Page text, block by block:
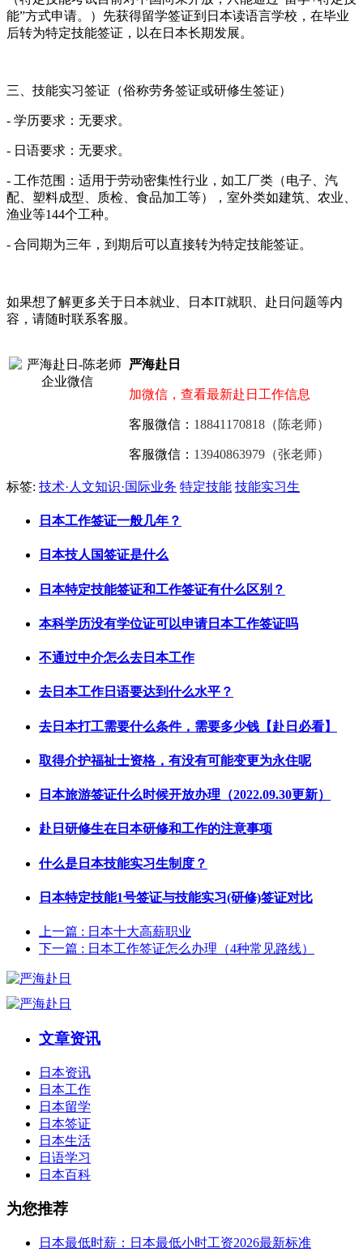
能”方式申请。
） 先获得留学签证到日本读语言学校，在毕业
后转为特定技能签证，以在日本长期发展。
三、技能实习签证（俗称劳务签证或研修生签证）
- 学历要求：无要求。
- 日语要求：无要求。
- 工作范围：适用于劳动密集性行业，如工厂类（电子、汽
配、塑料成型、质检、食品加工等），室外类如建筑、农业、
渔业等144个工种。
- 合同期为三年，到期后可以直接转为特定技能签证。
如果想了解更多关于日本就业、日本IT就职、赴日问题等内
容，请随时联系客服。
严海赴日
加微信，查看最新赴日工作信息
客服微信： 18841170818（陈老师）
客服微信： 13940863979（张老师）
标签: 技术·人文知识·国际业务 特定技能 技能实习生
日本工作签证一般几年？
日本技人国签证是什么
日本特定技能签证和工作签证有什么区别？
本科学历没有学位证可以申请日本工作签证吗
不通过中介怎么去日本工作
去日本工作日语要达到什么水平？
去日本打工需要什么条件，需要多少钱【赴日必看】
取得介护福祉士资格，有没有可能变更为永住呢
日本旅游签证什么时候开放办理（2022.09.30更新）
赴日研修生在日本研修和工作的注意事项
什么是日本技能实习生制度？
日本特定技能1号签证与技能实习(研修)签证对比
上一篇 : 日本十大高薪职业
下一篇 : 日本工作签证怎么办理（4种常见路线）
文章资讯
日本资讯
日本工作
日本留学
日本签证
日本生活
日语学习
日本百科
为您推荐
日本最低时薪：日本最低小时工资2026最新标准